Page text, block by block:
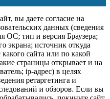
вы даете согласие на
данных (сведения
ОС; тип и версия Браузера;
экрана; источник откуда
сайта или по какой
страницы открывает и на
ip-адрес) в целях
ретаргетинга и
и обзоров. Если вы